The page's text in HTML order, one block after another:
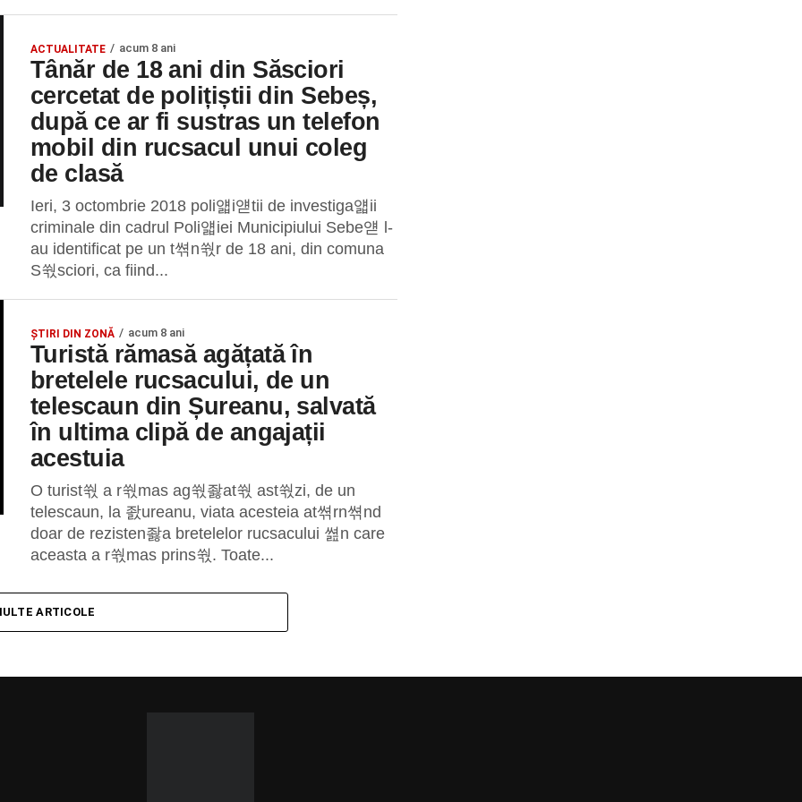
ACTUALITATE acum 8 ani
Tânăr de 18 ani din Săsciori
cercetat de polițiștii din Sebeș,
după ce ar fi sustras un telefon
mobil din rucsacul unui coleg
de clasă
Ieri, 3 octombrie 2018 poli얣i얟tii de investiga얣ii
criminale din cadrul Poli얣iei Municipiului Sebe얟 l-
au identificat pe un t쎢n쒃r de 18 ani, din comuna
S쒃sciori, ca fiind...
ȘTIRI DIN ZONĂ acum 8 ani
Turistă rămasă agățată în
bretelele rucsacului, de un
telescaun din Șureanu, salvată
în ultima clipă de angajații
acestuia
O turist쒃 a r쒃mas ag쒃좛at쒃 ast쒃zi, de un
telescaun, la 좘ureanu, viata acesteia at쎢rn쎢nd
doar de rezisten좛a bretelelor rucsacului 쎮n care
aceasta a r쒃mas prins쒃. Toate...
ARTICOLE